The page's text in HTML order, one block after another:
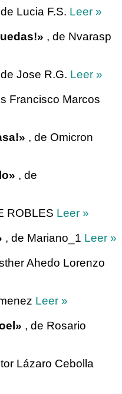
Lucia F.S. Leer »
, de Nvarasp
Jose R.G. Leer »
Francisco Marcos
, de Omicron
, de
ROBLES Leer »
, de Mariano_1 Leer »
Ahedo Lorenzo
Leer »
, de Rosario
Lázaro Cebolla